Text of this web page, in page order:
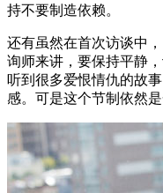
持不要制造依赖。
还有虽然在首次访谈中
询师来讲，要保持平静
听到很多爱恨情仇的故
感。可是这个节制依然